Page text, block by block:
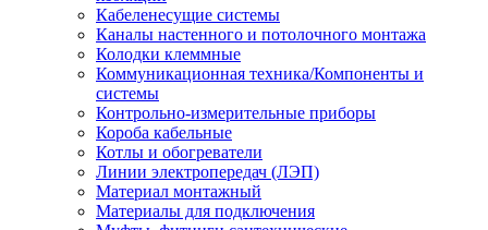
Кабеленесущие системы
Каналы настенного и потолочного монтажа
Колодки клеммные
Коммуникационная техника/Компоненты и
системы
Контрольно-измерительные приборы
Короба кабельные
Котлы и обогреватели
Линии электропередач (ЛЭП)
Материал монтажный
Материалы для подключения